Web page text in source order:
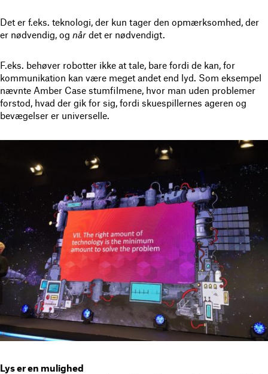
Det er f.eks. teknologi, der kun tager den opmærksomhed, der
er nødvendig, og når det er nødvendigt.
F.eks. behøver robotter ikke at tale, bare fordi de kan, for
kommunikation kan være meget andet end lyd. Som eksempel
nævnte Amber Case stumfilmene, hvor man uden problemer
forstod, hvad der gik for sig, fordi skuespillernes ageren og
bevægelser er universelle.
Lys er en mulighed